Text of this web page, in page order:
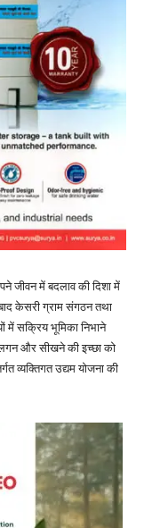
जीवन में बदलाव की दिशा में
केसरी ग्राम संगठन तथा
में सक्रिय भूमिका निभाने
और सीखने की इच्छा को
व्यक्तिगत उद्यम योजना की